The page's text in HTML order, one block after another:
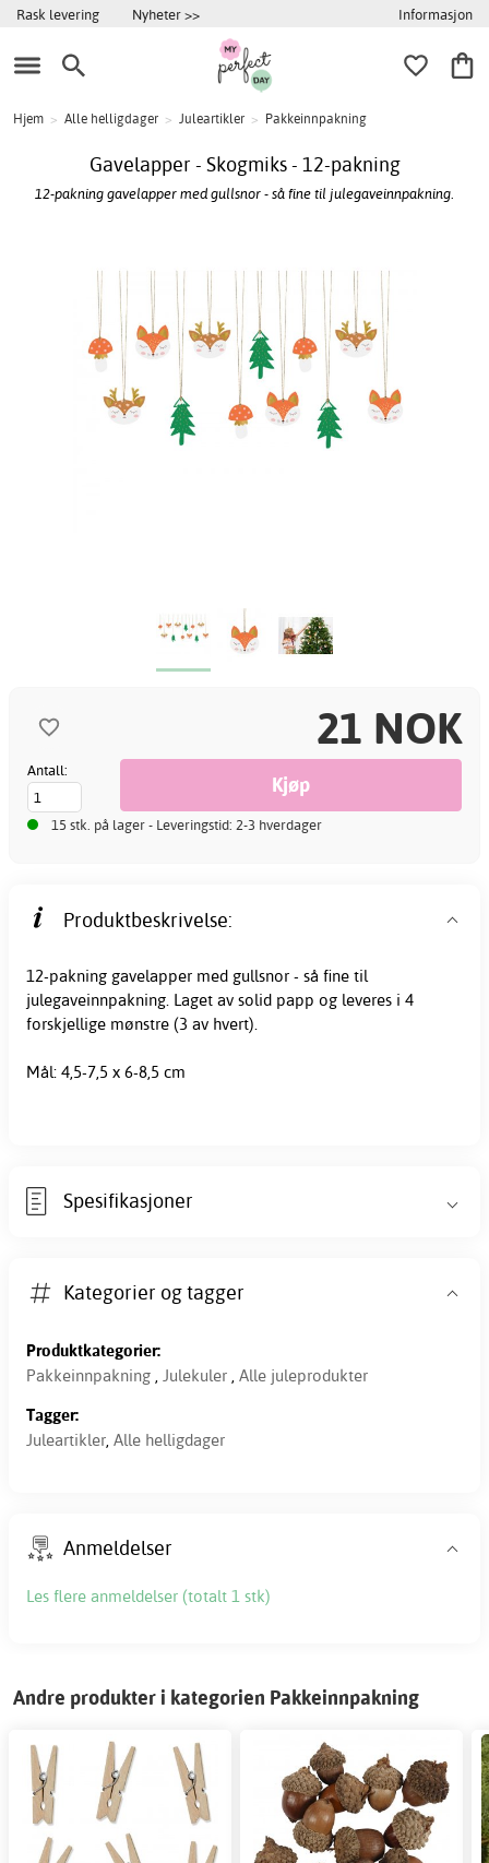
Rask levering Nyheter >> Informasjon
Hjem > Alle helligdager > Juleartikler > Pakkeinnpakning
Gavelapper - Skogmiks - 12-pakning
12-pakning gavelapper med gullsnor - så fine til julegaveinnpakning.
21 NOK
Antall:
15 stk. på lager - Leveringstid: 2-3 hverdager
Produktbeskrivelse:
12-pakning gavelapper med gullsnor - så fine til
julegaveinnpakning. Laget av solid papp og leveres i 4
forskjellige mønstre (3 av hvert).
Mål: 4,5-7,5 x 6-8,5 cm
Spesifikasjoner
Kategorier og tagger
Produktkategorier:
Pakkeinnpakning , Julekuler , Alle juleprodukter
Tagger:
Juleartikler, Alle helligdager
Anmeldelser
Les flere anmeldelser (totalt 1 stk)
Andre produkter i kategorien Pakkeinnpakning